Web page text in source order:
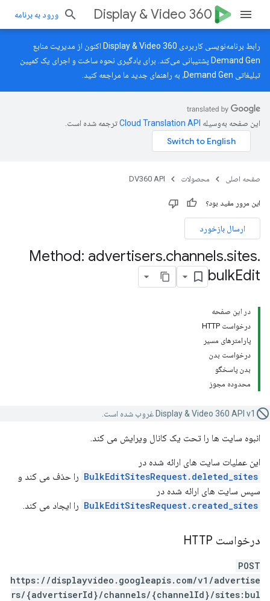
Display & Video 360 ورود به برنامه
رابط برنامه‌نویسی کاربردی Display & Video 360 اکنون از مدیریت منابع
Demand Gen پشتیبانی می‌کند. برای یادگیری نحوه ساخت و اجرای یک کمپین
تبلیغاتی Demand Gen، به
راهنمای جدید ما مراجعه کنید.
این صفحه به‌وسیله ترجمه شده است.
صفحه اصلی محصولات DV360 API
این مرور مفید بود؟
ارسال بازخورد
Method: advertisers.channels.sites.
bulkEdit
در این صفحه
درخواست HTTP
پارامترهای مسیر
درخواست بدن
بدن پاسخگو
محدوده مجوز
Display & Video 360 API v1 غروب شده است.
انبوه سایت ها را تحت یک کانال ویرایش می کند.
این عملیات سایت های ارائه شده در
BulkEditSitesRequest.deleted_sites را حذف می کند و
سپس سایت های ارائه شده در
BulkEditSitesRequest.created_sites را ایجاد می کند.
درخواست HTTP
POST
https://displayvideo.googleapis.com/v1/advertise
rs/{advertiserId}/channels/{channelId}/sites:bul